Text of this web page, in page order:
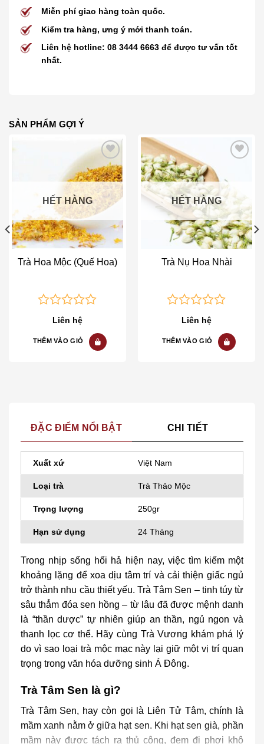
Miễn phí giao hàng toàn quốc.
Kiểm tra hàng, ưng ý mới thanh toán.
Liên hệ hotline: 08 3444 6663 để được tư vấn tốt
nhất.
SẢN PHẨM GỢI Ý
Add to wishlist
HẾT HÀNG
Trà Hoa Mộc (Quế Hoa)
of
Liên hệ
THÊM VÀO GIỎ
Add to wishlist
HẾT HÀNG
Trà Nụ Hoa Nhài
of
Liên hệ
THÊM VÀO GIỎ
ĐẶC ĐIỂM NỔI BẬT CHI TIẾT
Xuất xứ Việt Nam
Loại trà Trà Thảo Mộc
Trọng lượng 250gr
Hạn sử dụng 24 Tháng
Trong nhịp sống hối hả hiện nay, việc tìm kiếm một
khoảng lặng để xoa dịu tâm trí và cải thiện giấc ngủ
trở thành nhu cầu thiết yếu. Trà Tâm Sen – tinh túy từ
sâu thẳm đóa sen hồng – từ lâu đã được mệnh danh
là “thần dược” tự nhiên giúp an thần, ngủ ngon và
thanh lọc cơ thể. Hãy cùng Trà Vương khám phá lý
do vì sao loại trà mộc mạc này lại giữ một vị trí quan
trọng trong văn hóa dưỡng sinh Á Đông.
Trà Tâm Sen là gì?
Trà Tâm Sen, hay còn gọi là Liên Tử Tâm, chính là
mầm xanh nằm ở giữa hạt sen. Khi hạt sen già, phần
mầm này được tách ra thủ công, đem đi phơi khô